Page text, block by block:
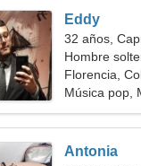
Eddy
32 años,
Hombre
Florencia,
Música pop,
Antonia